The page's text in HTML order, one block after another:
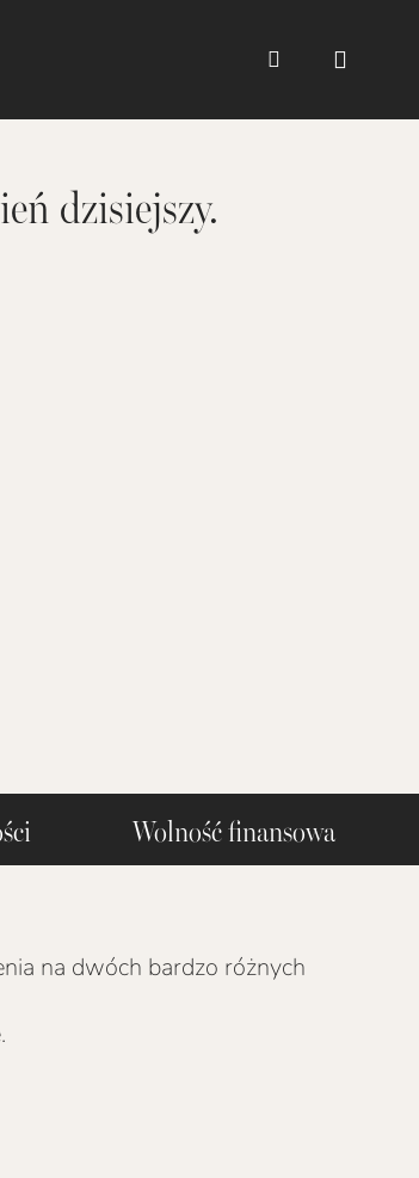
dzisiejszy.
Wolność
na dwóch bardzo różnych